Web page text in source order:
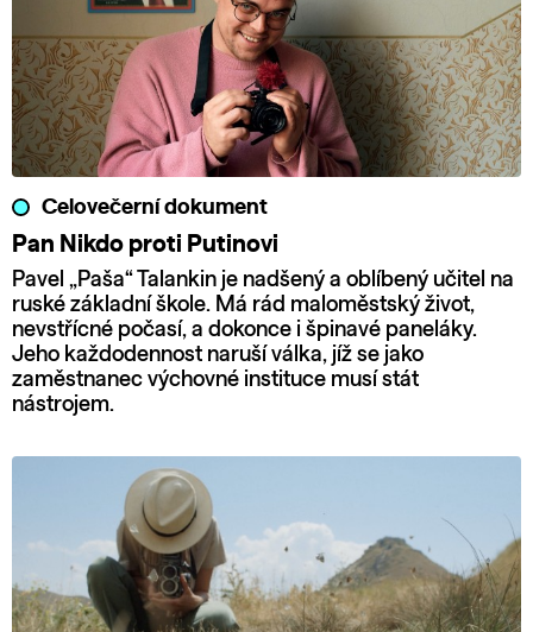
Celovečerní dokument
Pan Nikdo proti Putinovi
Pavel „Paša“ Talankin je nadšený a oblíbený učitel na
ruské základní škole. Má rád maloměstský život,
nevstřícné počasí, a dokonce i špinavé paneláky.
Jeho každodennost naruší válka, jíž se jako
zaměstnanec výchovné instituce musí stát
nástrojem.